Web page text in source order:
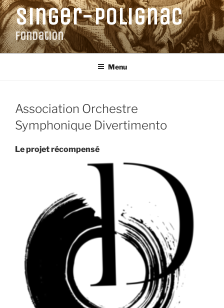
Aller
au
contenu
principal
Singer-Polignac
Fondation
Menu
Association Orchestre
Symphonique Divertimento
Le projet récompensé